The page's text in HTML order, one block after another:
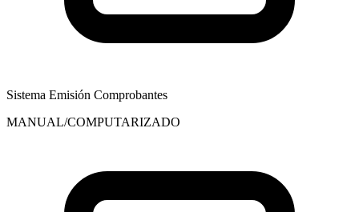
Sistema Emisión Comprobantes
MANUAL/COMPUTARIZADO